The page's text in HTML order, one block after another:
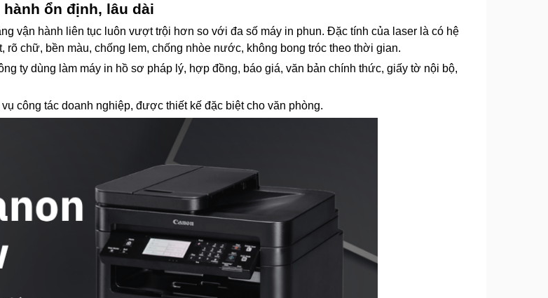
hành ổn định, lâu dài
vận hành liên tục luôn vượt trội hơn so với đa số máy in phun. Đặc tính của laser là có hệ
chữ, bền màu, chống lem, chống nhòe nước, không bong tróc theo thời gian.
ty dùng làm máy in hồ sơ pháp lý, hợp đồng, báo giá, văn bản chính thức, giấy tờ nội bộ,
công tác doanh nghiệp, được thiết kế đặc biệt cho văn phòng.